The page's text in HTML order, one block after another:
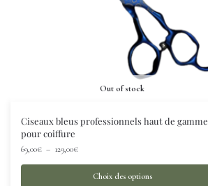
Out of stock
Ciseaux bleus professionnels haut de gamme
pour coiffure
69,00€ – 129,00€
Choix des options